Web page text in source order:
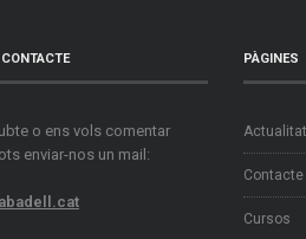
o ens vols comentar
enviar-nos un mail:
PÀGINES
Actualitat
Contacte
Cursos